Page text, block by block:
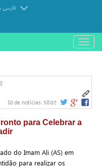
.فارسی
باز
و
کردن
Id de notícias: 5802
para Celebrar a
do Imam Ali (AS) em
para realizar os